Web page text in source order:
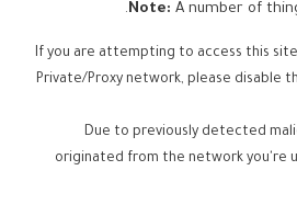
Note: A number of
If you are attempting to access this site
Private/Proxy network, please disable
Due to previously detected
originated from the network you're